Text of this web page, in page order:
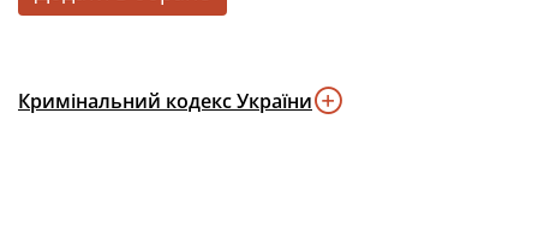
Кримінальний кодекс України